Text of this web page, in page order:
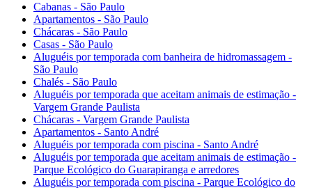
Cabanas - São Paulo
Apartamentos - São Paulo
Chácaras - São Paulo
Casas - São Paulo
Aluguéis por temporada com banheira de hidromassagem -
São Paulo
Chalés - São Paulo
Aluguéis por temporada que aceitam animais de estimação -
Vargem Grande Paulista
Chácaras - Vargem Grande Paulista
Apartamentos - Santo André
Aluguéis por temporada com piscina - Santo André
Aluguéis por temporada que aceitam animais de estimação -
Parque Ecológico do Guarapiranga e arredores
Aluguéis por temporada com piscina - Parque Ecológico do